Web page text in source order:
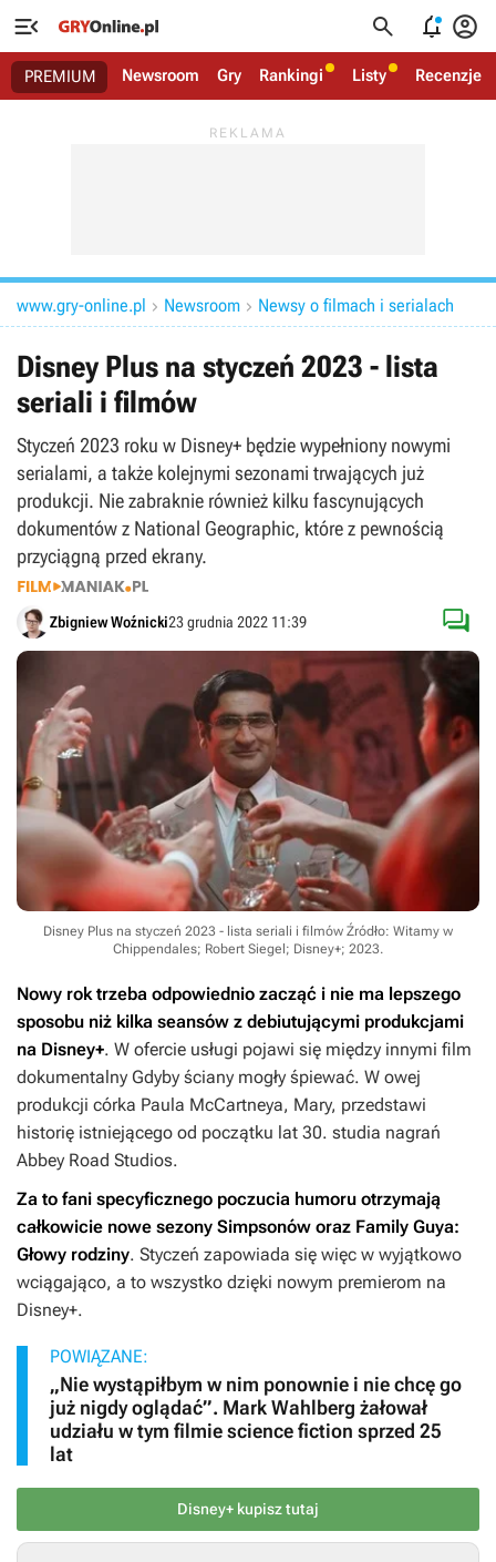
   
PREMIUM Newsroom Gry Rankingi Listy Recenzje
www.gry-online.pl  Newsroom  Newsy o filmach i serialach
Disney Plus na styczeń 2023 - lista
seriali i filmów
Styczeń 2023 roku w Disney+ będzie wypełniony nowymi
serialami, a także kolejnymi sezonami trwających już
produkcji. Nie zabraknie również kilku fascynujących
dokumentów z National Geographic, które z pewnością
przyciągną przed ekrany.
Zbigniew Woźnicki23 grudnia 2022 11:39 
Disney Plus na styczeń 2023 - lista seriali i filmów Źródło: Witamy w
Chippendales; Robert Siegel; Disney+; 2023.
Nowy rok trzeba odpowiednio zacząć i nie ma lepszego
sposobu niż kilka seansów z debiutującymi produkcjami
na Disney+. W ofercie usługi pojawi się między innymi film
dokumentalny Gdyby ściany mogły śpiewać. W owej
produkcji córka Paula McCartneya, Mary, przedstawi
historię istniejącego od początku lat 30. studia nagrań
Abbey Road Studios.
Za to fani specyficznego poczucia humoru otrzymają
całkowicie nowe sezony Simpsonów oraz Family Guya:
Głowy rodziny. Styczeń zapowiada się więc w wyjątkowo
wciągająco, a to wszystko dzięki nowym premierom na
Disney+.
POWIĄZANE:
„Nie wystąpiłbym w nim ponownie i nie chcę go
już nigdy oglądać”. Mark Wahlberg żałował
udziału w tym filmie science fiction sprzed 25
lat
Disney+ kupisz tutaj